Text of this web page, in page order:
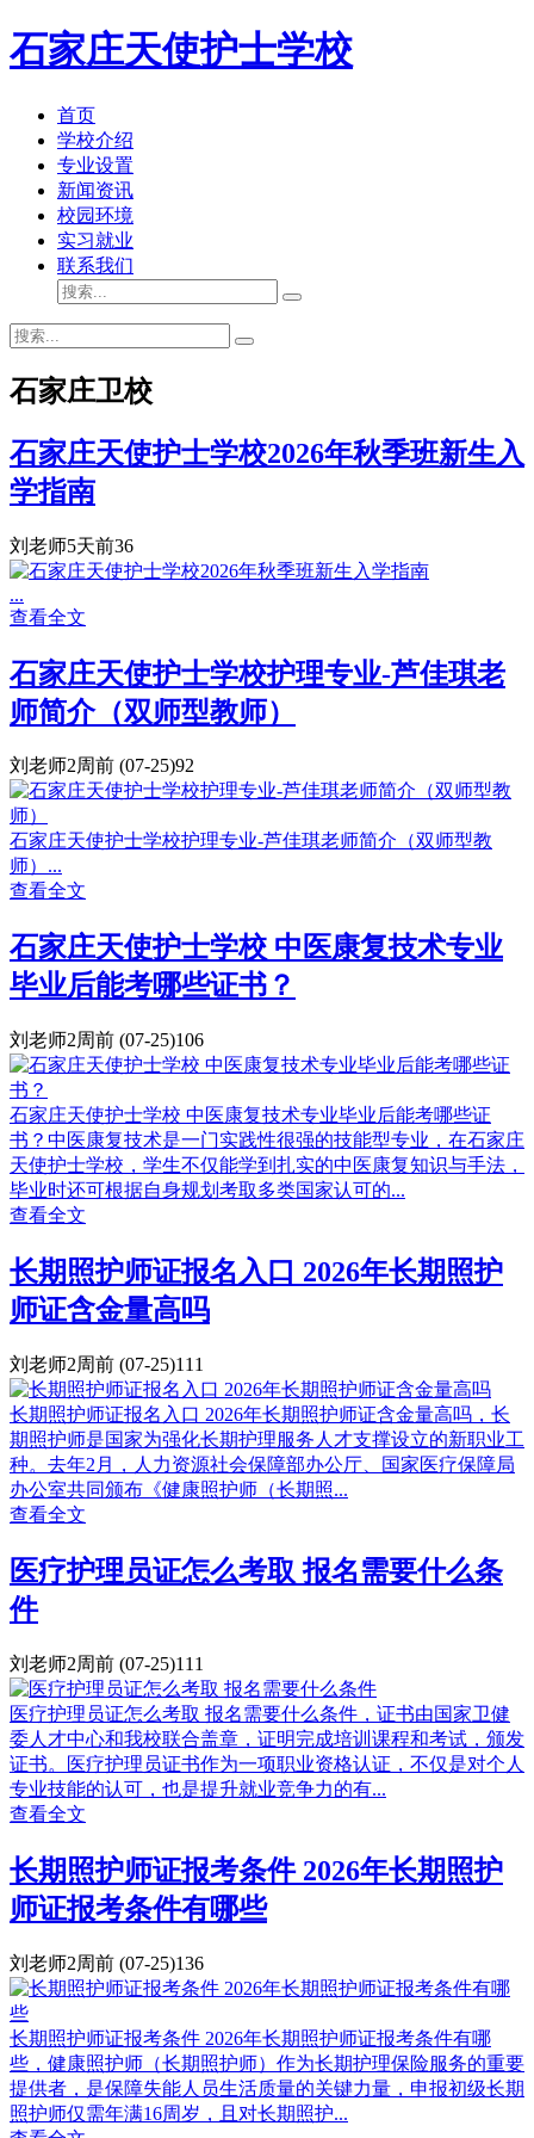
石家庄天使护士学校
首页
学校介绍
专业设置
新闻资讯
校园环境
实习就业
联系我们
石家庄卫校
石家庄天使护士学校2026年秋季班新生入
学指南
刘老师5天前36
...
查看全文
石家庄天使护士学校护理专业-芦佳琪老
师简介（双师型教师）
刘老师2周前 (07-25)92
石家庄天使护士学校护理专业-芦佳琪老师简介（双师型教
师）...
查看全文
石家庄天使护士学校 中医康复技术专业
毕业后能考哪些证书？
刘老师2周前 (07-25)106
石家庄天使护士学校 中医康复技术专业毕业后能考哪些证
书？中医康复技术是一门实践性很强的技能型专业，在石家庄
天使护士学校，学生不仅能学到扎实的中医康复知识与手法，
毕业时还可根据自身规划考取多类国家认可的...
查看全文
长期照护师证报名入口 2026年长期照护
师证含金量高吗
刘老师2周前 (07-25)111
长期照护师证报名入口 2026年长期照护师证含金量高吗，长
期照护师是国家为强化长期护理服务人才支撑设立的新职业工
种。去年2月，人力资源社会保障部办公厅、国家医疗保障局
办公室共同颁布《健康照护师（长期照...
查看全文
医疗护理员证怎么考取 报名需要什么条
件
刘老师2周前 (07-25)111
医疗护理员证怎么考取 报名需要什么条件，证书由国家卫健
委人才中心和我校联合盖章，证明完成培训课程和考试，颁发
证书。医疗护理员证书作为一项职业资格认证，不仅是对个人
专业技能的认可，也是提升就业竞争力的有...
查看全文
长期照护师证报考条件 2026年长期照护
师证报考条件有哪些
刘老师2周前 (07-25)136
长期照护师证报考条件 2026年长期照护师证报考条件有哪
些，健康照护师（长期照护师）作为长期护理保险服务的重要
提供者，是保障失能人员生活质量的关键力量，申报初级长期
照护师仅需年满16周岁，且对长期照护...